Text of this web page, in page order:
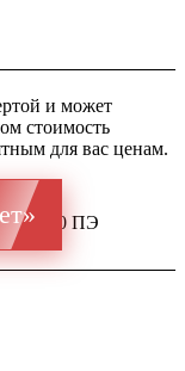
/ 630 ПЭ
и может
стоимость
для вас ценам.